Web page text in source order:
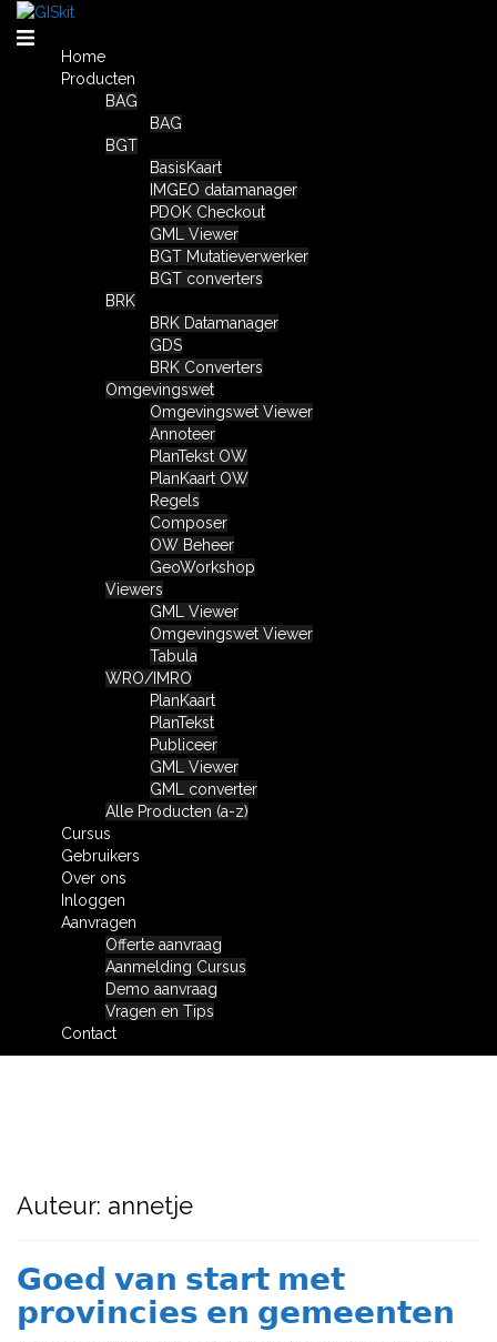
Spring
naar
Home
Producten
BAG
BAG
BGT
BasisKaart
IMGEO datamanager
PDOK Checkout
GML Viewer
BGT Mutatieverwerker
BGT converters
BRK
BRK Datamanager
GDS
BRK Converters
Omgevingswet
Omgevingswet Viewer
Annoteer
PlanTekst OW
PlanKaart OW
Regels
Composer
OW Beheer
GeoWorkshop
Viewers
GML Viewer
Omgevingswet Viewer
Tabula
WRO/IMRO
PlanKaart
PlanTekst
Publiceer
GML Viewer
GML converter
Alle Producten (a-z)
Cursus
Gebruikers
Over ons
Inloggen
Aanvragen
Offerte aanvraag
Aanmelding Cursus
Demo aanvraag
Vragen en Tips
Contact
Auteur: annetje
𝗚𝗼𝗲𝗱 𝘃𝗮𝗻 𝘀𝘁𝗮𝗿𝘁 𝗺𝗲𝘁
𝗽𝗿𝗼𝘃𝗶𝗻𝗰𝗶𝗲𝘀 𝗲𝗻 𝗴𝗲𝗺𝗲𝗲𝗻𝘁𝗲𝗻